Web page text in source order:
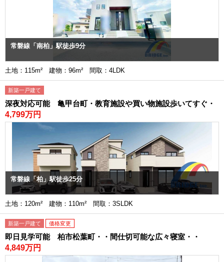
常磐線「南柏」駅徒歩9分
土地：115m² 建物：96m² 間取：4LDK
新築一戸建て
深夜対応可能 亀甲台町・教育施設や買い物施設歩いてすぐ・
4,799万円
常磐線「柏」駅徒歩25分
土地：120m² 建物：110m² 間取：3SLDK
新築一戸建て 価格変更
即日見学可能 柏市松葉町・・間仕切可能な広々寝室・・
4,849万円